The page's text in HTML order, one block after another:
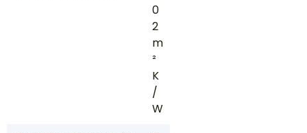
0
2
m
²
K
/
W